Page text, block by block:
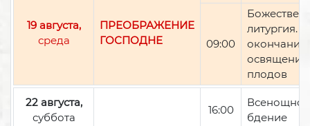
19 августа,
среда
ПРЕОБРАЖЕНИЕ
ГОСПОДНЕ
09:00
литургия.
окончании
освящение
плодов
22 августа,
суббота
16:00
Всенощное
бдение